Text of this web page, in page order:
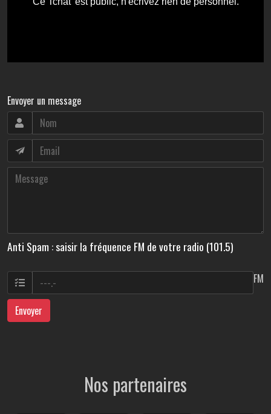
Envoyer un message
Anti Spam : saisir la fréquence FM de votre radio (101.5)
FM
Envoyer
Nos partenaires